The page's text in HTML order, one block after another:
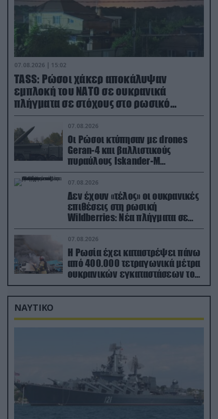
07.08.2026 | 15:02
TASS: Ρώσοι χάκερ αποκάλυψαν
εμπλοκή του ΝΑΤΟ σε ουκρανικά
πλήγματα σε στόχους στο ρωσικό
έδαφος!
07.08.2026
Οι Ρώσοι κτύπησαν με drones
Geran-4 και βαλλιστικούς
πυραύλους Iskander-M
ουκρανικό τρένο με στρατιωτικό
εξοπλισμό
07.08.2026
Δεν έχουν «τέλος» οι ουκρανικές
επιθέσεις στη ρωσική
Wildberries: Νέα πλήγματα σε
εγκαταστάσεις στα Ουράλια
07.08.2026
Η Ρωσία έχει καταστρέψει πάνω
από 400.000 τετραγωνικά μέτρα
ουκρανικών εγκαταστάσεων τον
Ιούλιο
ΝΑΥΤΙΚΟ